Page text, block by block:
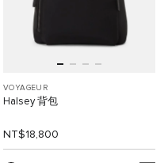
VOYAGEUR
Halsey 背包
NT$18,800